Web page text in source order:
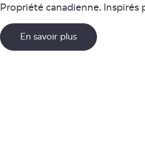
Propriété canadienne. Inspirés
En savoir plus